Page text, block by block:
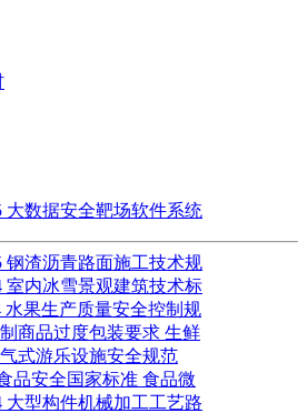
大数据安全靶场软件系统
钢渣沥青路面施工技术规
室内冰雪景观建筑技术标
水果生产质量安全控制规
商品过度包装要求 生鲜
式游乐设施安全规范
品安全国家标准 食品微
大型构件机械加工工艺路